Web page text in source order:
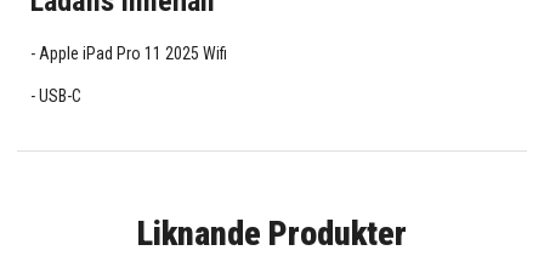
Apple iPad Pro 11 2025 Wifi
USB-C
Liknande Produkter